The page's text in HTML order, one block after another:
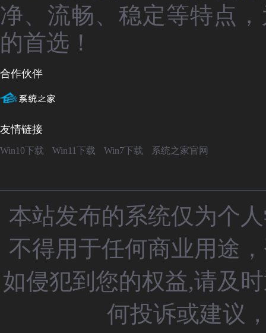
净、流畅、稳定等特点
的首选！
合作伙伴
友情链接
Win10下载 Win11下载 Win7下载 系统之家官网
本站发布的系统仅为个
不得用于任何商业用途
如侵犯到您的权益,请及
何投诉或建议